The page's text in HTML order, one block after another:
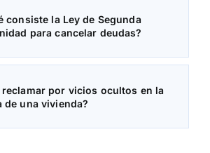
consiste la Ley de Segunda
para cancelar deudas?
reclamar por vicios ocultos en la
de una vivienda?